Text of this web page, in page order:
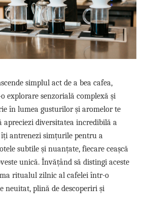
simplul act de a bea cafea,
explorare senzorială complexă și
în lumea gusturilor și aromelor te
apreciezi diversitatea incredibilă a
îți antrenezi simțurile pentru a
subtile și nuanțate, fiecare ceașcă
unică. Învățând să distingi aceste
ritualul zilnic al cafelei într-o
neuitat, plină de descoperiri și